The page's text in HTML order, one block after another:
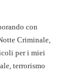
con
Criminale,
per i miei
terrorismo